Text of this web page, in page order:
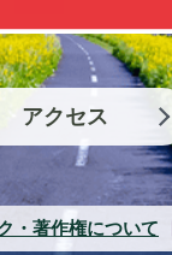
アクセス
・著作権について